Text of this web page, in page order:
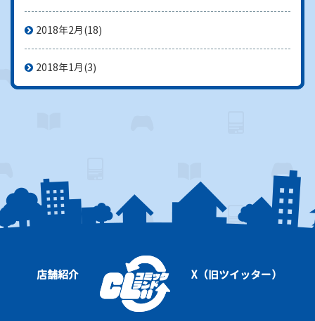
2018年2月 (18)
2018年1月 (3)
店舗紹介 X（旧ツイッター）